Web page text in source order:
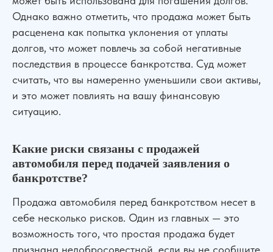
Бесплатная консультация
Консультация по телефону
Однако важно отметить, что продажа может быть
расценена как попытка уклонения от уплаты
долгов, что может повлечь за собой негативные
последствия в процессе банкротства. Суд может
считать, что вы намеренно уменьшили свои активы,
и это может повлиять на вашу финансовую
ситуацию.
Какие риски связаны с продажей
автомобиля перед подачей заявления о
банкротстве?
Продажа автомобиля перед банкротством несет в
себе несколько рисков. Один из главных — это
возможность того, что простая продажа будет
признана недобросовестной, если вы не сообщите
О компании
Прайс лист
Специалисты
Отзывы
Наши дела
г. Ростов-на-Дону, ул. Красноармейская 141/128
Блог
Контакты
г. Шахты, ул. Советская, д.279, оф 10
г. Краснодар, ул. Северная, 476
Галерея
Вакансии